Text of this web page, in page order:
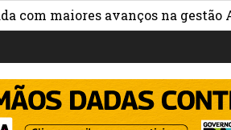
avanços na gestão